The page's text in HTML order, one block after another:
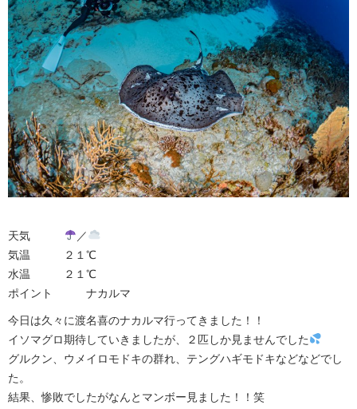
天気
／
気温 ２１℃
水温 ２１℃
ポイント ナカルマ
今日は久々に渡名喜のナカルマ行ってきました！！
イソマグロ期待していきましたが、２匹しか見ませんでした
グルクン、ウメイロモドキの群れ、テングハギモドキなどなどでし
た。
結果、惨敗でしたがなんとマンボー見ました！！笑